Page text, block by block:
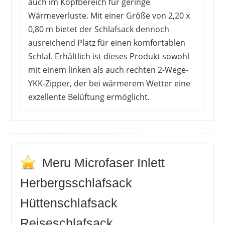
auch im Kopfbereich für geringe
Wärmeverluste. Mit einer Größe von 2,20 x
0,80 m bietet der Schlafsack dennoch
ausreichend Platz für einen komfortablen
Schlaf. Erhältlich ist dieses Produkt sowohl
mit einem linken als auch rechten 2-Wege-
YKK-Zipper, der bei wärmerem Wetter eine
exzellente Belüftung ermöglicht.
KäuferInnen dieses Schlafsackes schätzen vor
allem das geringe Packmaß und das geringe
Gewicht, wodurch er sich auch für
Trekkingtouren eignet. Das Material sorgt dabei
für eine gute Wärmeentwicklung auch in
kälteren Nächten. Bei Bedarf lässt sich der
Schlafsack einfach durchspülen und trocknet
Meru Microfaser Inlett
Herbergsschlafsack
Hüttenschlafsack